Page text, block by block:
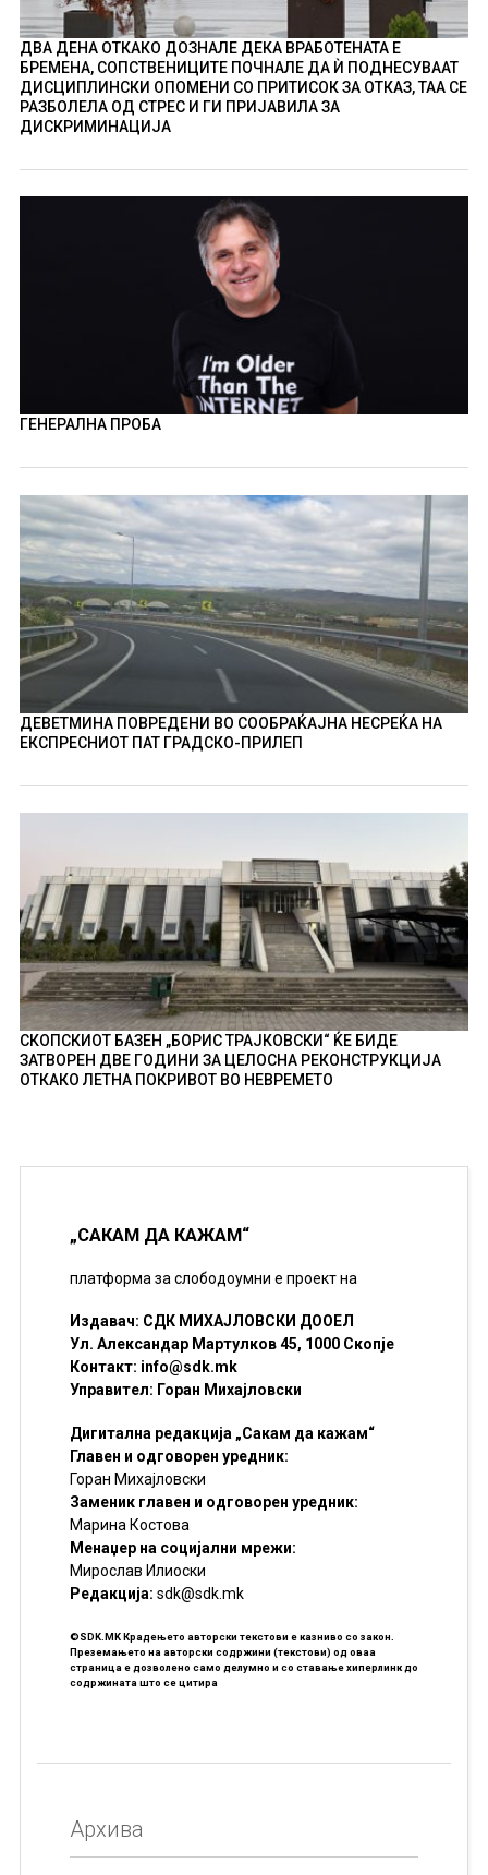
ДВА ДЕНА ОТКАКО ДОЗНАЛЕ ДЕКА ВРАБОТЕНАТА Е
БРЕМЕНА, СОПСТВЕНИЦИТЕ ПОЧНАЛЕ ДА Ѝ ПОДНЕСУВААТ
ДИСЦИПЛИНСКИ ОПОМЕНИ СО ПРИТИСОК ЗА ОТКАЗ, ТАА СЕ
РАЗБОЛЕЛА ОД СТРЕС И ГИ ПРИЈАВИЛА ЗА
ДИСКРИМИНАЦИЈА
ГЕНЕРАЛНА ПРОБА
ДЕВЕТМИНА ПОВРЕДЕНИ ВО СООБРАЌАЈНА НЕСРЕЌА НА
ЕКСПРЕСНИОТ ПАТ ГРАДСКО-ПРИЛЕП
СКОПСКИОТ БАЗЕН „БОРИС ТРАЈКОВСКИ“ ЌЕ БИДЕ
ЗАТВОРЕН ДВЕ ГОДИНИ ЗА ЦЕЛОСНА РЕКОНСТРУКЦИЈА
ОТКАКО ЛЕТНА ПОКРИВОТ ВО НЕВРЕМЕТО
„САКАМ ДА КАЖАМ“
платформа за слободоумни е проект на
Издавач: СДК МИХАЈЛОВСКИ ДООЕЛ
Ул. Александар Мартулков 45, 1000 Скопје
Контакт: info@sdk.mk
Управител: Горан Михајловски
Дигитална редакција „Сакам да кажам“
Главен и одговорен уредник:
Горан Михајловски
Заменик главен и одговорен уредник:
Марина Костова
Менаџер на социјални мрежи:
Мирослав Илиоски
Редакцијa: sdk@sdk.mk
©SDK.MK Крадењето авторски текстови е казниво со закон.
Преземањето на авторски содржини (текстови) од оваа
страница е дозволено само делумно и со ставање хиперлинк до
содржината што се цитира
Архива